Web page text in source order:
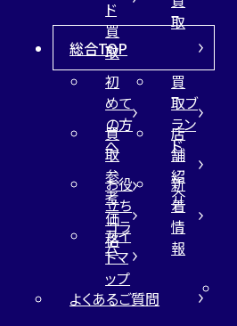
取
ド
買
取
総合TOP
初
めて
の方
へ
買
取ブ
ラン
ド
買
取
参
考
価
格
店
舗
紹
介
お役
立ち
コラ
ム
新
着
情
報
サイ
トマ
ップ
よくあるご質問